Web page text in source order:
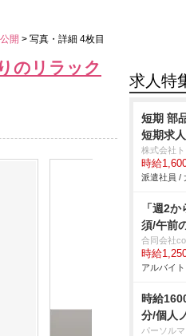
開 > 写真・詳細 4枚目
のリラック
求人特
短期 部
短期求
株式会社
時給
派遣社員 /
「週2
須/午前
合同会社
時給
アルバイ
時給
分/個人
パーソル